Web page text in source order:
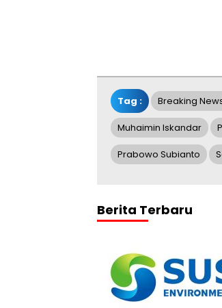
Tag : Breaking
Muhaimin Iskandar
Prabowo Subianto
Berita Terbaru